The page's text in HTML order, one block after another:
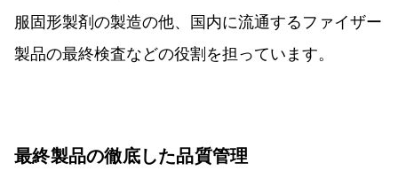
服固形製剤の製造の他、国内に流通するファイザー
製品の最終検査などの役割を担っています。
最終製品の徹底した品質管理